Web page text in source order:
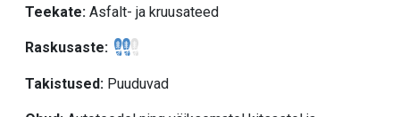
Teekate: Asfalt- ja kruusateed
Raskusaste:
Takistused: Puuduvad